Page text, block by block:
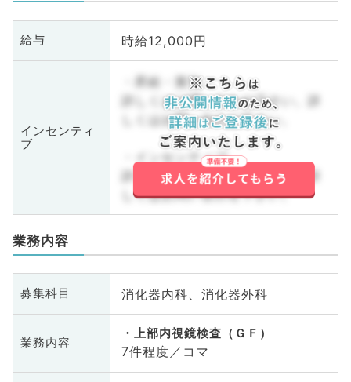
給与 時給12,000円
インセンティ
ブ
・昇給・賞与
詳しくはお問い合わせ下さい。詳
しくはお問い合わせ下さい。
・インセンティブ
詳しくはお問い合わせ下さい。詳
しくはお問い合わせ下さい。
業務内容
募集科目 消化器内科、消化器外科
業務内容
上部内視鏡検査（ＧＦ）
7件程度／コマ